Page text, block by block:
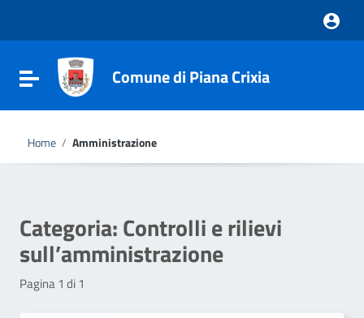
Vai al footer
Attiva / disattiva la navigazione
Comune di Piana Crixia
Home / Amministrazione
Categoria:Controlli e rilievi
sull’amministrazione
Pagina 1 di 1